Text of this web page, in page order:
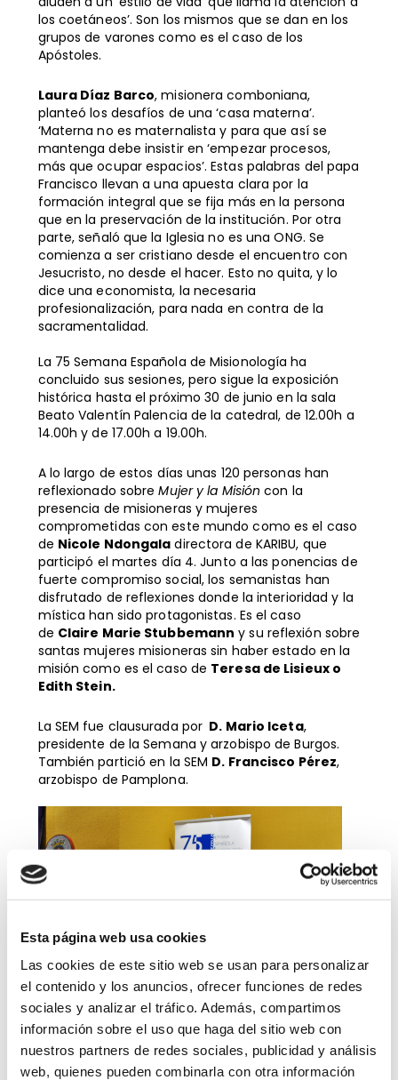
Esta página web usa cookies
Las cookies de este sitio web se usan para personalizar
el contenido y los anuncios, ofrecer funciones de redes
sociales y analizar el tráfico. Además, compartimos
información sobre el uso que haga del sitio web con
nuestros partners de redes sociales, publicidad y análisis
web, quienes pueden combinarla con otra información
los coetáneos’. Son los mismos que se dan en los
grupos de varones como es el caso de los
Apóstoles.
Laura Díaz Barco, misionera comboniana,
planteó los desafíos de una ‘casa materna’.
‘Materna no es maternalista y para que así se
mantenga debe insistir en ‘empezar procesos,
más que ocupar espacios’. Estas palabras del papa
Francisco llevan a una apuesta clara por la
formación integral que se fija más en la persona
que en la preservación de la institución. Por otra
parte, señaló que la Iglesia no es una ONG. Se
comienza a ser cristiano desde el encuentro con
Jesucristo, no desde el hacer. Esto no quita, y lo
dice una economista, la necesaria
profesionalización, para nada en contra de la
sacramentalidad.
La 75 Semana Española de Misionología ha
concluido sus sesiones, pero sigue la exposición
histórica hasta el próximo 30 de junio en la sala
Beato Valentín Palencia de la catedral, de 12.00h a
14.00h y de 17.00h a 19.00h.
A lo largo de estos días unas 120 personas han
reflexionado sobreMujer y la Misión con la
presencia de misioneras y mujeres
comprometidas con este mundo como es el caso
de Nicole Ndongala directora de KARIBU, que
participó el martes día 4. Junto a las ponencias de
fuerte compromiso social, los semanistas han
disfrutado de reflexiones donde la interioridad y la
mística han sido protagonistas. Es el caso
de Claire Marie Stubbemann y su reflexión sobre
santas mujeres misioneras sin haber estado en la
misión como es el caso de Teresa de Lisieux o
Edith Stein.
La SEM fue clausurada por D. Mario Iceta,
presidente de la Semana y arzobispo de Burgos.
También partició en la SEM D. Francisco Pérez,
arzobispo de Pamplona.